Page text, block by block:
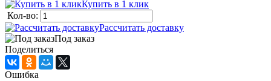
Купить в 1 клик
Кол-во:
Рассчитать доставку
Под заказ
Поделиться
Ошибка